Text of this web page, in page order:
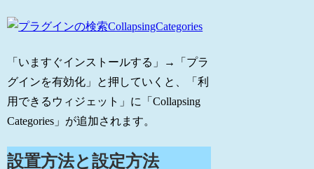
「いますぐインストールする」→「プラ
グインを有効化」と押していくと、「利
用できるウィジェット」に「Collapsing
Categories」が追加されます。
設置方法と設定方法